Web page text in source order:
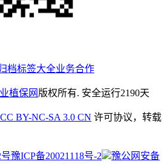
档标签大全业务合作
植保网 版权所有. 安全运行2190天
CC BY-NC-SA 3.0 CN 许可协议，转载
豫ICP备20021118号-2
豫公网安备